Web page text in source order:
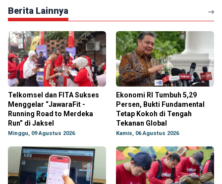
Berita Lainnya
Telkomsel dan FITA Sukses
Menggelar “JawaraFit -
Running Road to Merdeka
Run” di Jaksel
Minggu, 09 Agustus 2026
Ekonomi RI Tumbuh 5,29
Persen, Bukti Fundamental
Tetap Kokoh di Tengah
Tekanan Global
Kamis, 06 Agustus 2026